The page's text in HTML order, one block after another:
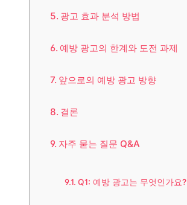
광고 효과 분석 방법
예방 광고의 한계와 도전 과제
앞으로의 예방 광고 방향
결론
자주 묻는 질문 Q&A
Q1: 예방 광고는 무엇인가요?